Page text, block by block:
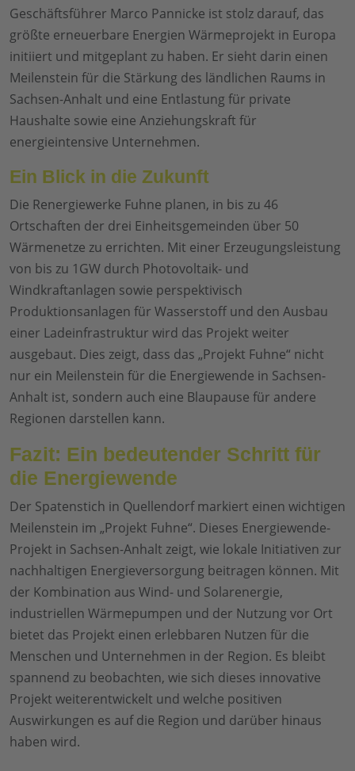
Geschäftsführer Marco Pannicke ist stolz darauf, das
größte erneuerbare Energien Wärmeprojekt in Europa
initiiert und mitgeplant zu haben. Er sieht darin einen
Meilenstein für die Stärkung des ländlichen Raums in
Sachsen-Anhalt und eine Entlastung für private
Haushalte sowie eine Anziehungskraft für
energieintensive Unternehmen.
Ein Blick in die Zukunft
Die Renergiewerke Fuhne planen, in bis zu 46
Ortschaften der drei Einheitsgemeinden über 50
Wärmenetze zu errichten. Mit einer Erzeugungsleistung
von bis zu 1GW durch Photovoltaik- und
Windkraftanlagen sowie perspektivisch
Produktionsanlagen für Wasserstoff und den Ausbau
einer Ladeinfrastruktur wird das Projekt weiter
ausgebaut. Dies zeigt, dass das „Projekt Fuhne“ nicht
nur ein Meilenstein für die Energiewende in Sachsen-
Anhalt ist, sondern auch eine Blaupause für andere
Regionen darstellen kann.
Fazit: Ein bedeutender Schritt für
die Energiewende
Der Spatenstich in Quellendorf markiert einen wichtigen
Meilenstein im „Projekt Fuhne“. Dieses Energiewende-
Projekt in Sachsen-Anhalt zeigt, wie lokale Initiativen zur
nachhaltigen Energieversorgung beitragen können. Mit
der Kombination aus Wind- und Solarenergie,
industriellen Wärmepumpen und der Nutzung vor Ort
bietet das Projekt einen erlebbaren Nutzen für die
Menschen und Unternehmen in der Region. Es bleibt
spannend zu beobachten, wie sich dieses innovative
Projekt weiterentwickelt und welche positiven
Auswirkungen es auf die Region und darüber hinaus
haben wird.